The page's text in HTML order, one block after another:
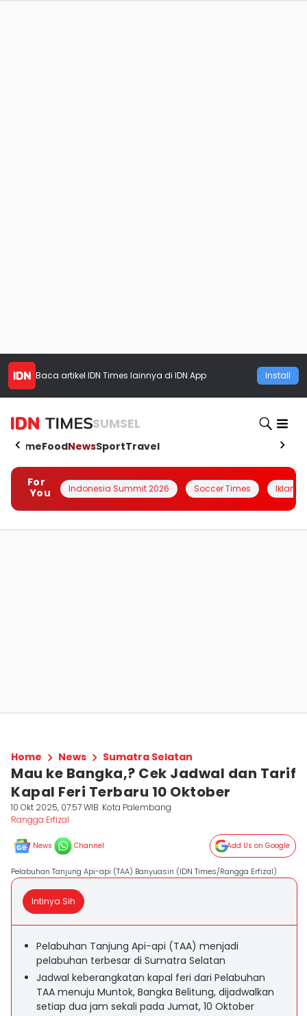
Baca artikel IDN Times lainnya di IDN App Install
SUMSEL
HomeFoodNewsSportTravel
For
You
Indonesia Summit 2026 Soccer Times Iklanin
Home News Sumatra Selatan
Mau ke Bangka,? Cek Jadwal dan Tarif
Kapal Feri Terbaru 10 Oktober
10 Okt 2025, 07:57 WIB Kota Palembang
Rangga Erfizal
News Channel Add Us on Google
Pelabuhan Tanjung Api-api (TAA) Banyuasin (IDN Times/Rangga Erfizal)
Intinya Sih
Pelabuhan Tanjung Api-api (TAA) menjadi
pelabuhan terbesar di Sumatra Selatan
Jadwal keberangkatan kapal feri dari Pelabuhan
TAA menuju Muntok, Bangka Belitung, dijadwalkan
setiap dua jam sekali pada Jumat, 10 Oktober